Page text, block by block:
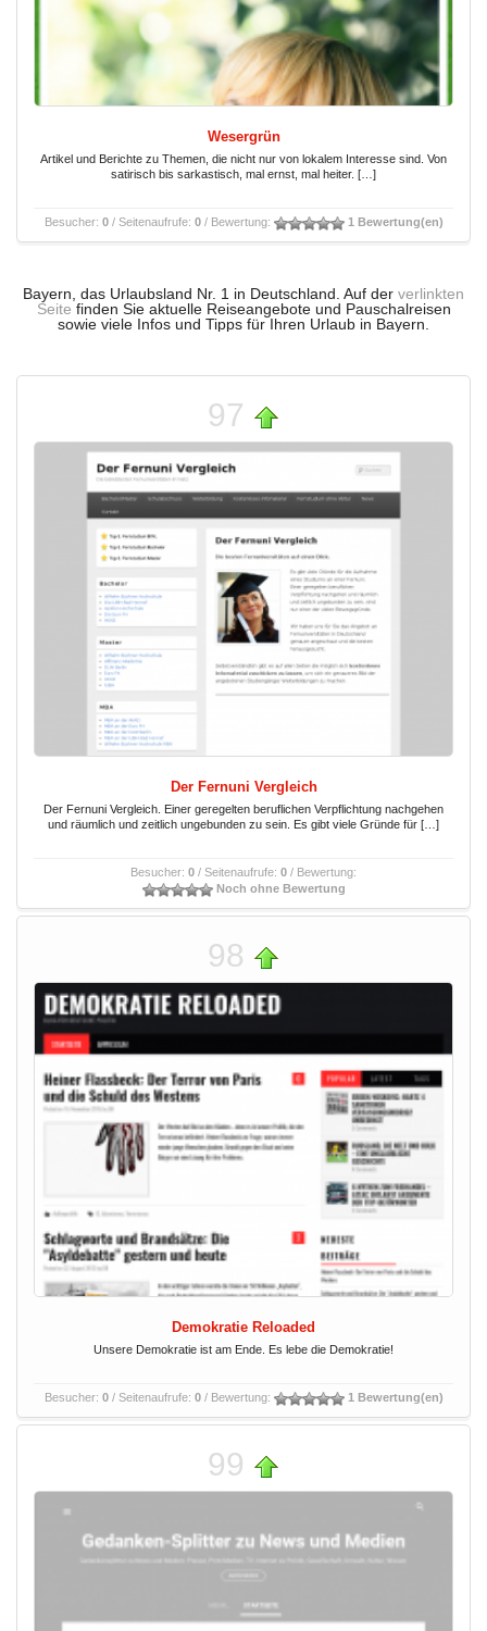
Wesergrün
Artikel und Berichte zu Themen, die nicht nur von lokalem Interesse sind. Von
satirisch bis sarkastisch, mal ernst, mal heiter. […]
Besucher: 0/ Seitenaufrufe: 0/ Bewertung: 1 Bewertung(en)
Bayern, das Urlaubsland Nr. 1 in Deutschland. Auf der verlinkten
Seite finden Sie aktuelle Reiseangebote und Pauschalreisen
sowie viele Infos und Tipps für Ihren Urlaub in Bayern.
97
Der Fernuni Vergleich
Der Fernuni Vergleich. Einer geregelten beruflichen Verpflichtung nachgehen
und räumlich und zeitlich ungebunden zu sein. Es gibt viele Gründe für […]
Besucher: 0 / Seitenaufrufe: 0 / Bewertung:
Noch ohne Bewertung
98
Demokratie Reloaded
Unsere Demokratie ist am Ende. Es lebe die Demokratie!
Besucher: 0/ Seitenaufrufe: 0/ Bewertung: 1 Bewertung(en)
99